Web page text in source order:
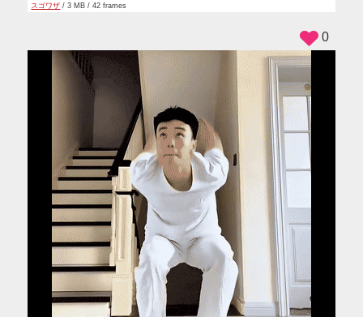
スゴワザ / 3 MB / 42 frames
0